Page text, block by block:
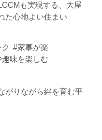
も実現する、大屋
た心地よい住まい
#家事が楽
味を楽しむ
がりながら絆を育む平